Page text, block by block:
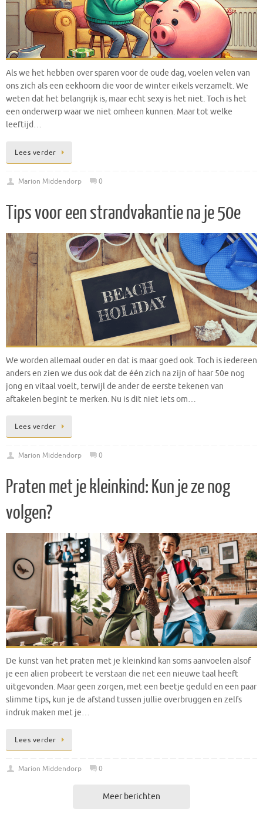
Als we het hebben over sparen voor de oude dag, voelen velen van
ons zich als een eekhoorn die voor de winter eikels verzamelt. We
weten dat het belangrijk is, maar echt sexy is het niet. Toch is het
een onderwerp waar we niet omheen kunnen. Maar tot welke
leeftijd…
Lees verder
Marion Middendorp 0
Tips voor een strandvakantie na je 50e
We worden allemaal ouder en dat is maar goed ook. Toch is iedereen
anders en zien we dus ook dat de één zich na zijn of haar 50e nog
jong en vitaal voelt, terwijl de ander de eerste tekenen van
aftakelen begint te merken. Nu is dit niet iets om…
Lees verder
Marion Middendorp 0
Praten met je kleinkind: Kun je ze nog
volgen?
De kunst van het praten met je kleinkind kan soms aanvoelen alsof
je een alien probeert te verstaan die net een nieuwe taal heeft
uitgevonden. Maar geen zorgen, met een beetje geduld en een paar
slimme tips, kun je de afstand tussen jullie overbruggen en zelfs
indruk maken met je…
Lees verder
Marion Middendorp 0
Meer berichten